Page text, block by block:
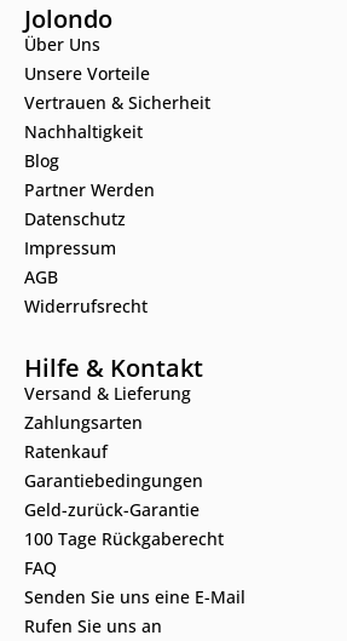
Jolondo
Über Uns
Unsere Vorteile
Vertrauen & Sicherheit
Nachhaltigkeit
Blog
Partner Werden
Datenschutz
Impressum
AGB
Widerrufsrecht
Hilfe & Kontakt
Versand & Lieferung
Zahlungsarten
Ratenkauf
Garantiebedingungen
Geld-zurück-Garantie
100 Tage Rückgaberecht
FAQ
Senden Sie uns eine E-Mail
Rufen Sie uns an